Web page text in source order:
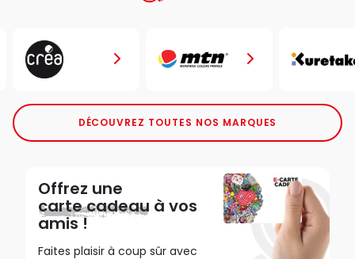
DÉCOUVREZ TOUTES NOS MARQUES
Offrez une
carte cadeau à vos
amis !
Faites plaisir à coup sûr avec